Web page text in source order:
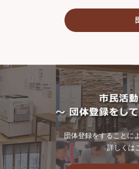
団体登録をすることに
詳しくは